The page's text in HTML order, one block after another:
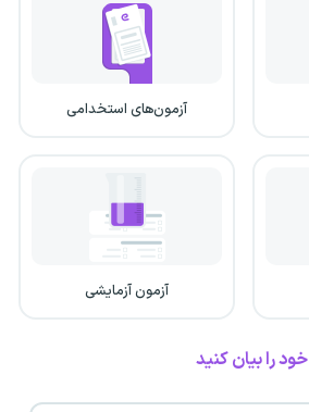
آزمون‌های استخدامی
آزمون آزمایشی
را بیان کنید